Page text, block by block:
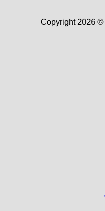
Copyright 2026 ©